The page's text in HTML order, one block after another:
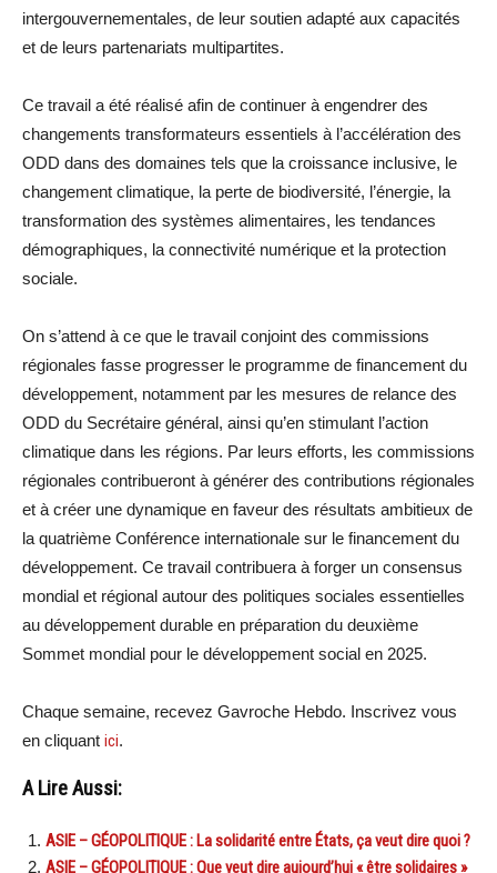
intergouvernementales, de leur soutien adapté aux capacités
et de leurs partenariats multipartites.
Ce travail a été réalisé afin de continuer à engendrer des
changements transformateurs essentiels à l’accélération des
ODD dans des domaines tels que la croissance inclusive, le
changement climatique, la perte de biodiversité, l’énergie, la
transformation des systèmes alimentaires, les tendances
démographiques, la connectivité numérique et la protection
sociale.
On s’attend à ce que le travail conjoint des commissions
régionales fasse progresser le programme de financement du
développement, notamment par les mesures de relance des
ODD du Secrétaire général, ainsi qu’en stimulant l’action
climatique dans les régions. Par leurs efforts, les commissions
régionales contribueront à générer des contributions régionales
et à créer une dynamique en faveur des résultats ambitieux de
la quatrième Conférence internationale sur le financement du
développement. Ce travail contribuera à forger un consensus
mondial et régional autour des politiques sociales essentielles
au développement durable en préparation du deuxième
Sommet mondial pour le développement social en 2025.
Chaque semaine, recevez Gavroche Hebdo. Inscrivez vous
en cliquant ici.
A Lire Aussi:
ASIE – GÉOPOLITIQUE : La solidarité entre États, ça veut dire quoi ?
ASIE – GÉOPOLITIQUE : Que veut dire aujourd’hui « être solidaires »